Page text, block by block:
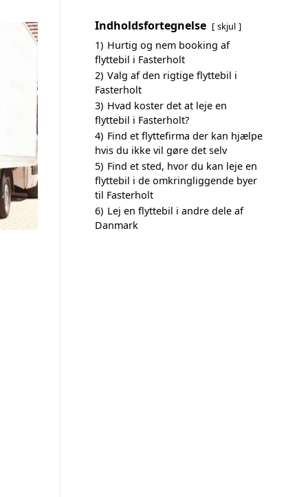
Indholdsfortegnelse skjul
1) Hurtig og nem booking af
flyttebil i Fasterholt
2) Valg af den rigtige flyttebil i
Fasterholt
3) Hvad koster det at leje en
flyttebil i Fasterholt?
4) Find et flyttefirma der kan hjælpe
hvis du ikke vil gøre det selv
5) Find et sted, hvor du kan leje en
flyttebil i de omkringliggende byer
til Fasterholt
6) Lej en flyttebil i andre dele af
Danmark